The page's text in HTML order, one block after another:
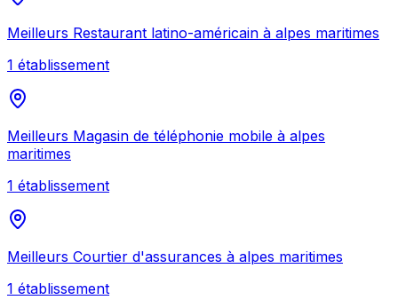
Meilleurs Restaurant latino-américain à alpes maritimes
1 établissement
Meilleurs Magasin de téléphonie mobile à alpes
maritimes
1 établissement
Meilleurs Courtier d'assurances à alpes maritimes
1 établissement